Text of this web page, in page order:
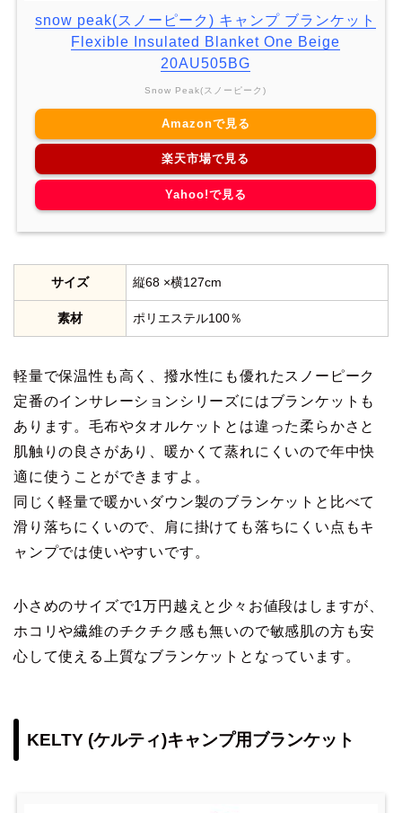
snow peak(スノーピーク) キャンプ ブランケット
Flexible Insulated Blanket One Beige
20AU505BG
Snow Peak(スノーピーク)
Amazonで見る
楽天市場で見る
Yahoo!で見る
サイズ 縦68 ×横127cm
素材 ポリエステル100％
軽量で保温性も高く、撥水性にも優れたスノーピーク
定番のインサレーションシリーズにはブランケットも
あります。毛布やタオルケットとは違った柔らかさと
肌触りの良さがあり、暖かくて蒸れにくいので年中快
適に使うことができますよ。
同じく軽量で暖かいダウン製のブランケットと比べて
滑り落ちにくいので、肩に掛けても落ちにくい点もキ
ャンプでは使いやすいです。
小さめのサイズで1万円越えと少々お値段はしますが、
ホコリや繊維のチクチク感も無いので敏感肌の方も安
心して使える上質なブランケットとなっています。
KELTY (ケルティ)キャンプ用ブランケット